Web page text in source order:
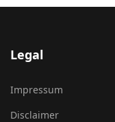
Legal
Impressum
Disclaimer